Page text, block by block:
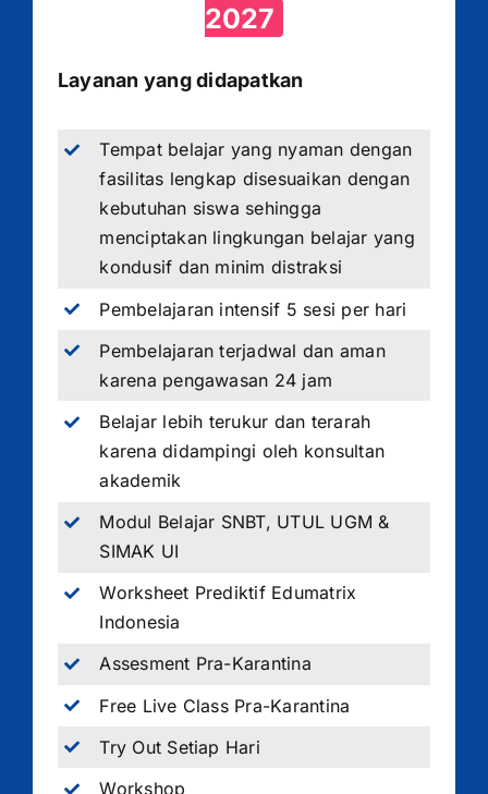
2027
Layanan yang didapatkan
Tempat belajar yang nyaman dengan
fasilitas lengkap disesuaikan dengan
kebutuhan siswa sehingga
menciptakan lingkungan belajar yang
kondusif dan minim distraksi
Pembelajaran intensif 5 sesi per hari
Pembelajaran terjadwal dan aman
karena pengawasan 24 jam
Belajar lebih terukur dan terarah
karena didampingi oleh konsultan
akademik
Modul Belajar SNBT, UTUL UGM &
SIMAK UI
Worksheet Prediktif Edumatrix
Indonesia
Assesment Pra-Karantina
Free Live Class Pra-Karantina
Try Out Setiap Hari
Workshop